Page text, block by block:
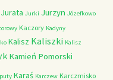
Jurata Jurki Jurzyn Józefkowo
Kaczory Kadyny
Kalisz Kaliszki Kalisz
Kamień Pomorski
Karaś Karczew Karczmisko